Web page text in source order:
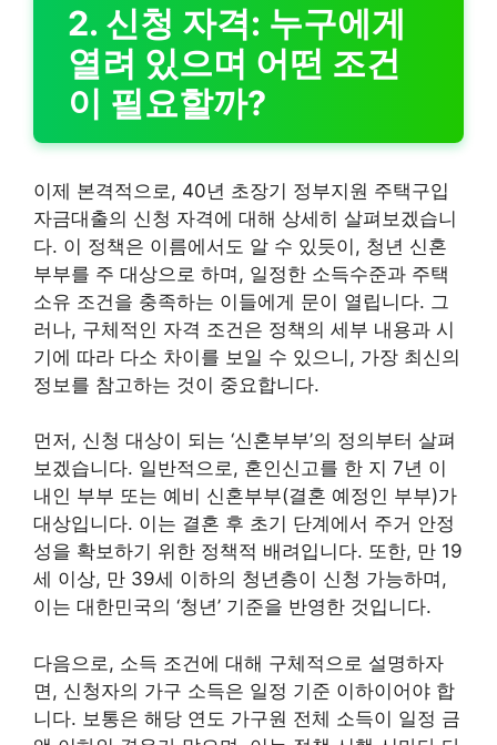
2. 신청 자격: 누구에게
열려 있으며 어떤 조건
이 필요할까?
이제 본격적으로, 40년 초장기 정부지원 주택구입
자금대출의 신청 자격에 대해 상세히 살펴보겠습니
다. 이 정책은 이름에서도 알 수 있듯이, 청년 신혼
부부를 주 대상으로 하며, 일정한 소득수준과 주택
소유 조건을 충족하는 이들에게 문이 열립니다. 그
러나, 구체적인 자격 조건은 정책의 세부 내용과 시
기에 따라 다소 차이를 보일 수 있으니, 가장 최신의
정보를 참고하는 것이 중요합니다.
먼저, 신청 대상이 되는 ‘신혼부부’의 정의부터 살펴
보겠습니다. 일반적으로, 혼인신고를 한 지 7년 이
내인 부부 또는 예비 신혼부부(결혼 예정인 부부)가
대상입니다. 이는 결혼 후 초기 단계에서 주거 안정
성을 확보하기 위한 정책적 배려입니다. 또한, 만 19
세 이상, 만 39세 이하의 청년층이 신청 가능하며,
이는 대한민국의 ‘청년’ 기준을 반영한 것입니다.
다음으로, 소득 조건에 대해 구체적으로 설명하자
면, 신청자의 가구 소득은 일정 기준 이하이어야 합
니다. 보통은 해당 연도 가구원 전체 소득이 일정 금